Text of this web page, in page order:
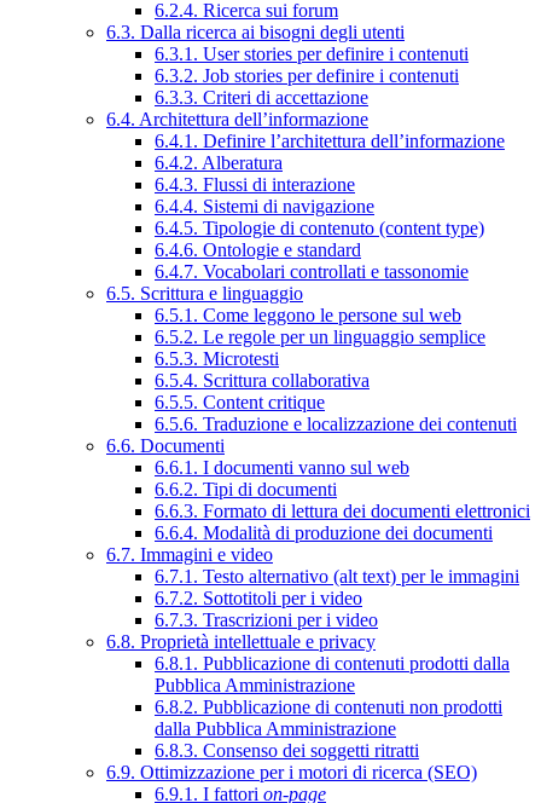
6.2.4. Ricerca sui forum
6.3. Dalla ricerca ai bisogni degli utenti
6.3.1. User stories per definire i contenuti
6.3.2. Job stories per definire i contenuti
6.3.3. Criteri di accettazione
6.4. Architettura dell’informazione
6.4.1. Definire l’architettura dell’informazione
6.4.2. Alberatura
6.4.3. Flussi di interazione
6.4.4. Sistemi di navigazione
6.4.5. Tipologie di contenuto (content type)
6.4.6. Ontologie e standard
6.4.7. Vocabolari controllati e tassonomie
6.5. Scrittura e linguaggio
6.5.1. Come leggono le persone sul web
6.5.2. Le regole per un linguaggio semplice
6.5.3. Microtesti
6.5.4. Scrittura collaborativa
6.5.5. Content critique
6.5.6. Traduzione e localizzazione dei contenuti
6.6. Documenti
6.6.1. I documenti vanno sul web
6.6.2. Tipi di documenti
6.6.3. Formato di lettura dei documenti elettronici
6.6.4. Modalità di produzione dei documenti
6.7. Immagini e video
6.7.1. Testo alternativo (alt text) per le immagini
6.7.2. Sottotitoli per i video
6.7.3. Trascrizioni per i video
6.8. Proprietà intellettuale e privacy
6.8.1. Pubblicazione di contenuti prodotti dalla
Pubblica Amministrazione
6.8.2. Pubblicazione di contenuti non prodotti
dalla Pubblica Amministrazione
6.8.3. Consenso dei soggetti ritratti
6.9. Ottimizzazione per i motori di ricerca (SEO)
6.9.1. I fattori on-page